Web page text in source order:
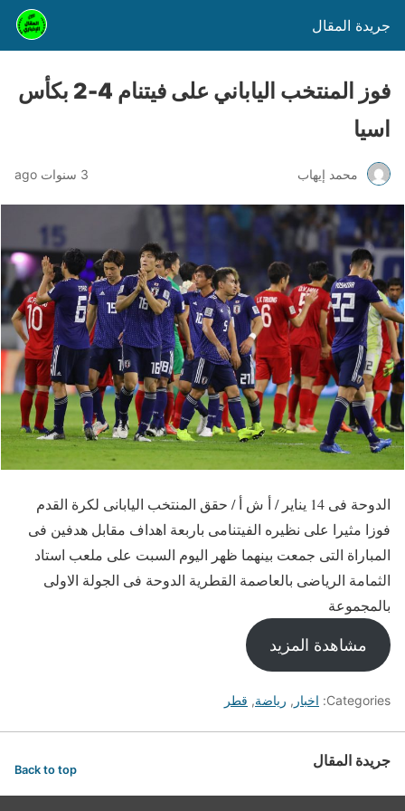
جريدة المقال
فوز المنتخب الياباني على فيتنام 4-2 بكأس
اسيا
محمد إيهاب 3 سنوات ago
الدوحة فى 14 يناير / أ ش أ / حقق المنتخب اليابانى لكرة القدم
فوزا مثيرا على نظيره الفيتنامى باربعة اهداف مقابل هدفين فى
المباراة التى جمعت بينهما ظهر اليوم السبت على ملعب استاد
الثمامة الرياضى بالعاصمة القطرية الدوحة فى الجولة الاولى
بالمجموعة
مشاهدة المزيد
Categories: اخبار , رياضة, قطر
جريدة المقال Back to top